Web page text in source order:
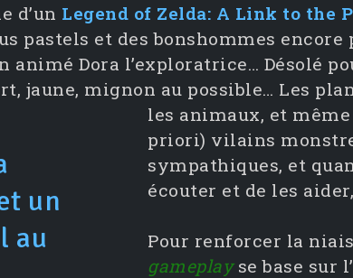
d’un Legend of Zelda: A Link to the
pastels et des bonshommes encore
animé Dora l’exploratrice… Désolé
jaune, mignon au possible…
un
au
Les
les animaux, et même
priori) vilains
sympathiques, et
écouter et de les
Pour renforcer la
gameplayse base sur